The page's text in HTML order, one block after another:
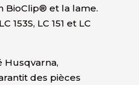
et la lame.
153S, LC 151 et LC
Husqvarna,
des pièces